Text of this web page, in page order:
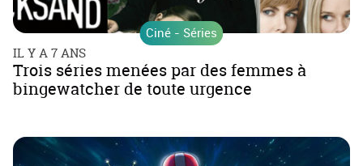
Ciné - Séries
IL Y A 7 ANS
Trois séries menées par des femmes à
bingewatcher de toute urgence